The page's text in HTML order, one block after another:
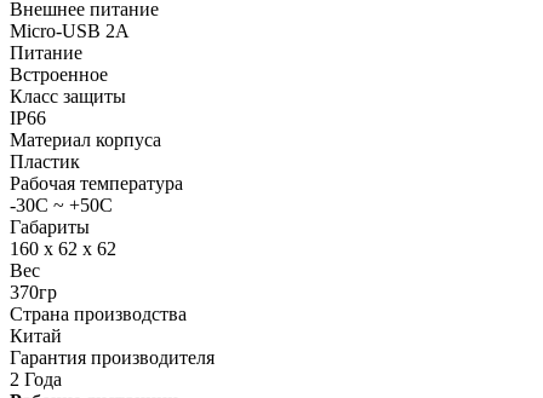
Внешнее питание
Micro-USB 2A
Питание
Встроенное
Класс защиты
IP66
Материал корпуса
Пластик
Рабочая температура
-30C ~ +50C
Габариты
160 x 62 x 62
Вес
370гр
Страна производства
Китай
Гарантия производителя
2 Года